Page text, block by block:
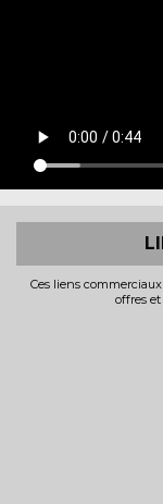
Ces liens
offres